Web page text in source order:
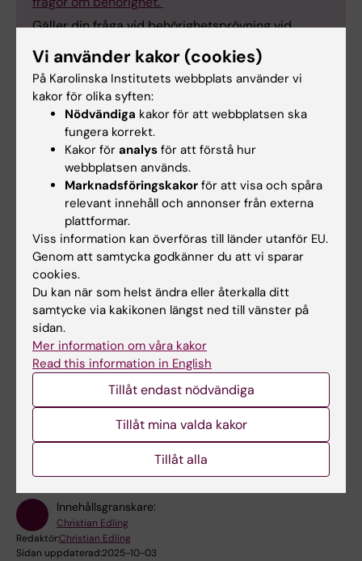
Gäller din fråga vid behörighetsprövning vid
antagning till fristående kurs eller
utbildningsprogram ska du kontakta
Antagningsenheten.
Kontaktuppgifter - för frågor om din
studiesituation kan du vända dig till
Kursansvarig lärare, examinator, studievägledare -
se kursens webbsida.
Student- och doktorandombud
Samordnare för studenter med
funktionsnedsättning
Hade du nytta av informationen på denna sida?
Innehållsgranskare:
Christian Edling
Redaktör:Christian Edling
Sidan uppdaterad:2025-10-03
Vi använder kakor (cookies)
På Karolinska Institutets webbplats använder vi
kakor för olika syften:
Nödvändiga kakor för att webbplatsen ska
fungera korrekt.
Kakor för analys för att förstå hur
webbplatsen används.
Marknadsföringskakor för att visa och spåra
relevant innehåll och annonser från externa
plattformar.
Viss information kan överföras till länder utanför EU.
Genom att samtycka godkänner du att vi sparar
cookies.
Du kan när som helst ändra eller återkalla ditt
samtycke via kakikonen längst ned till vänster på
sidan.
Mer information om våra kakor
Read this information in English
Tillåt endast nödvändiga
Tillåt mina valda kakor
Tillåt alla